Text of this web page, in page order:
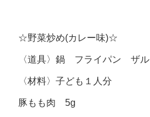
☆野菜炒め(カレー味)☆
〈道具〉鍋 フライパン ザル
〈材料〉子ども１人分
豚もも肉 5g